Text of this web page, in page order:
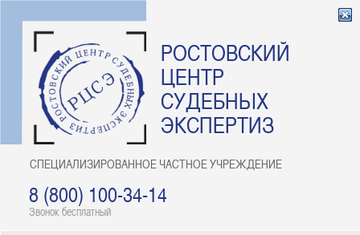
РОСТОВСКИЙ
ЦЕНТР
СУДЕБНЫХ
ЭКСПЕРТИЗ
СПЕЦИАЛИЗИРОВАННОЕ ЧАСТНОЕ УЧРЕЖДЕНИЕ
8 (800) 100-34-14
Звонок бесплатный